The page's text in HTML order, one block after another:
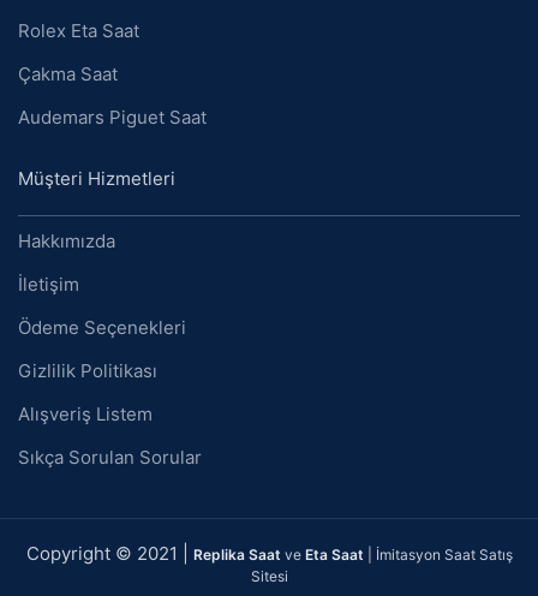
Rolex Eta Saat
Çakma Saat
Audemars Piguet Saat
Müşteri Hizmetleri
Hakkımızda
İletişim
Ödeme Seçenekleri
Gizlilik Politikası
Alışveriş Listem
Sıkça Sorulan Sorular
Copyright © 2021 | Replika Saat ve Eta Saat | İmitasyon Saat Satış
Sitesi